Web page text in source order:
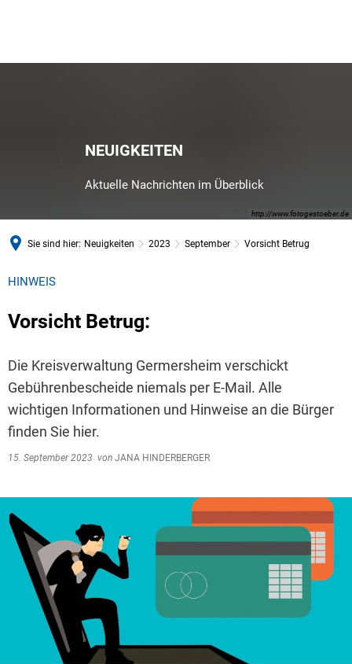
http://www.fotogestoeber.de
NEUIGKEITEN
Aktuelle Nachrichten im Überblick
Sie sind hier: Neuigkeiten 2023 September Vorsicht Betrug
HINWEIS
Vorsicht Betrug:
Die Kreisverwaltung Germersheim verschickt
Gebührenbescheide niemals per E-Mail. Alle
wichtigen Informationen und Hinweise an die Bürger
finden Sie hier.
15. September 2023 von JANA HINDERBERGER